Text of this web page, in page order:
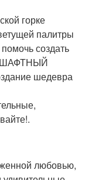
горке
палитры
создать
шедевра
любовью,